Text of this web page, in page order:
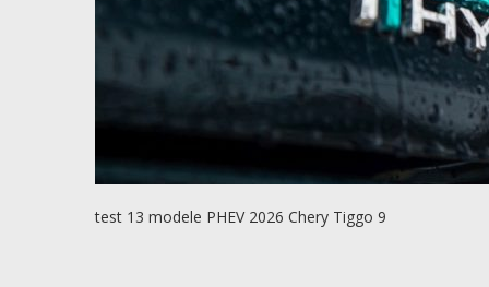
test 13 modele PHEV 2026 Chery Tiggo 9